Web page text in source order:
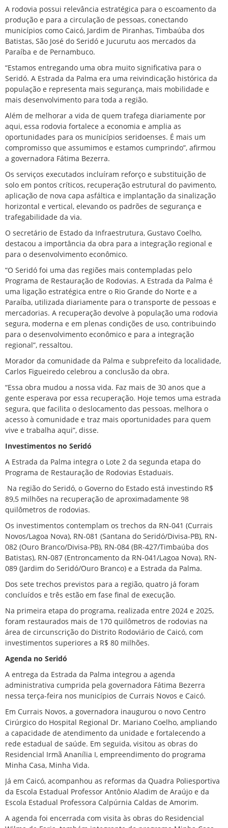
A rodovia possui relevância estratégica para o escoamento da
produção e para a circulação de pessoas, conectando
municípios como Caicó, Jardim de Piranhas, Timbaúba dos
Batistas, São José do Seridó e Jucurutu aos mercados da
Paraíba e de Pernambuco.
“Estamos entregando uma obra muito significativa para o
Seridó. A Estrada da Palma era uma reivindicação histórica da
população e representa mais segurança, mais mobilidade e
mais desenvolvimento para toda a região.
Além de melhorar a vida de quem trafega diariamente por
aqui, essa rodovia fortalece a economia e amplia as
oportunidades para os municípios seridoenses. É mais um
compromisso que assumimos e estamos cumprindo”, afirmou
a governadora Fátima Bezerra.
Os serviços executados incluíram reforço e substituição de
solo em pontos críticos, recuperação estrutural do pavimento,
aplicação de nova capa asfáltica e implantação da sinalização
horizontal e vertical, elevando os padrões de segurança e
trafegabilidade da via.
O secretário de Estado da Infraestrutura, Gustavo Coelho,
destacou a importância da obra para a integração regional e
para o desenvolvimento econômico.
“O Seridó foi uma das regiões mais contempladas pelo
Programa de Restauração de Rodovias. A Estrada da Palma é
uma ligação estratégica entre o Rio Grande do Norte e a
Paraíba, utilizada diariamente para o transporte de pessoas e
mercadorias. A recuperação devolve à população uma rodovia
segura, moderna e em plenas condições de uso, contribuindo
para o desenvolvimento econômico e para a integração
regional”, ressaltou.
Morador da comunidade da Palma e subprefeito da localidade,
Carlos Figueiredo celebrou a conclusão da obra.
“Essa obra mudou a nossa vida. Faz mais de 30 anos que a
gente esperava por essa recuperação. Hoje temos uma estrada
segura, que facilita o deslocamento das pessoas, melhora o
acesso à comunidade e traz mais oportunidades para quem
vive e trabalha aqui”, disse.
Investimentos no Seridó
A Estrada da Palma integra o Lote 2 da segunda etapa do
Programa de Restauração de Rodovias Estaduais.
Na região do Seridó, o Governo do Estado está investindo R$
89,5 milhões na recuperação de aproximadamente 98
quilômetros de rodovias.
Os investimentos contemplam os trechos da RN-041 (Currais
Novos/Lagoa Nova), RN-081 (Santana do Seridó/Divisa-PB), RN-
082 (Ouro Branco/Divisa-PB), RN-084 (BR-427/Timbaúba dos
Batistas), RN-087 (Entroncamento da RN-041/Lagoa Nova), RN-
089 (Jardim do Seridó/Ouro Branco) e a Estrada da Palma.
Dos sete trechos previstos para a região, quatro já foram
concluídos e três estão em fase final de execução.
Na primeira etapa do programa, realizada entre 2024 e 2025,
foram restaurados mais de 170 quilômetros de rodovias na
área de circunscrição do Distrito Rodoviário de Caicó, com
investimentos superiores a R$ 80 milhões.
Agenda no Seridó
A entrega da Estrada da Palma integrou a agenda
administrativa cumprida pela governadora Fátima Bezerra
nessa terça-feira nos municípios de Currais Novos e Caicó.
Em Currais Novos, a governadora inaugurou o novo Centro
Cirúrgico do Hospital Regional Dr. Mariano Coelho, ampliando
a capacidade de atendimento da unidade e fortalecendo a
rede estadual de saúde. Em seguida, visitou as obras do
Residencial Irmã Ananília I, empreendimento do programa
Minha Casa, Minha Vida.
Já em Caicó, acompanhou as reformas da Quadra Poliesportiva
da Escola Estadual Professor Antônio Aladim de Araújo e da
Escola Estadual Professora Calpúrnia Caldas de Amorim.
A agenda foi encerrada com visita às obras do Residencial